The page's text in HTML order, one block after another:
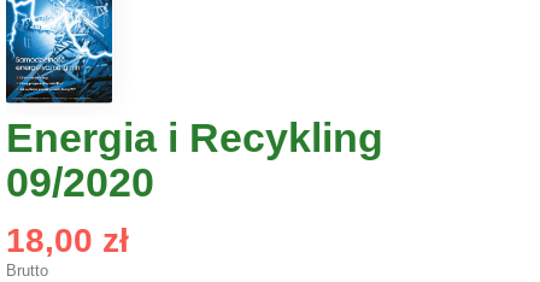
Energia i Recykling
09/2020
18,00 zł
Brutto